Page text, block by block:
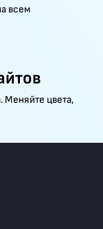
всем
Меняйте цвета,